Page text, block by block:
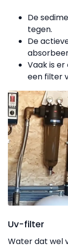
De
tegen.
De
Vaak is
een filter
Uv-filter
Water dat wel